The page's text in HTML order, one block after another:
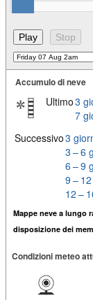
Accumulo di neve
Ultimo3
7
Successivo3
3 – 6
6 – 9
9 –
12 –
Mappe neve a lungo
disposizione dei
Condizioni meteo